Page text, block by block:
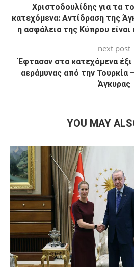
Χριστοδουλίδης για τα
κατεχόμενα: Αντίδραση της
η ασφάλεια της Κύπρου είναι
next post
Έφτασαν στα κατεχόμενα
αεράμυνας από την Τουρκία
Άγκυρας
YOU MAY